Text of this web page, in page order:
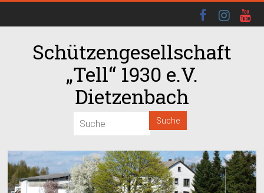
Schützengesellschaft
„Tell“ 1930 e.V.
Dietzenbach